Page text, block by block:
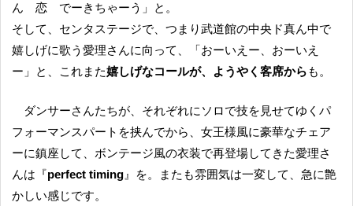
ん 恋 でーきちゃーう」と。
そして、センタステージで、つまり武道館の中央ド真ん中で
嬉しげに歌う愛理さんに向って、「おーいえー、おーいえ
ー」と、これまた嬉しげなコールが、ようやく客席からも。
ダンサーさんたちが、それぞれにソロで技を見せてゆくパ
フォーマンスパートを挟んでから、女王様風に豪華なチェア
ーに鎮座して、ボンテージ風の衣装で再登場してきた愛理さ
んは『perfect timing 』を。またも雰囲気は一変して、急に艶
かしい感じです。